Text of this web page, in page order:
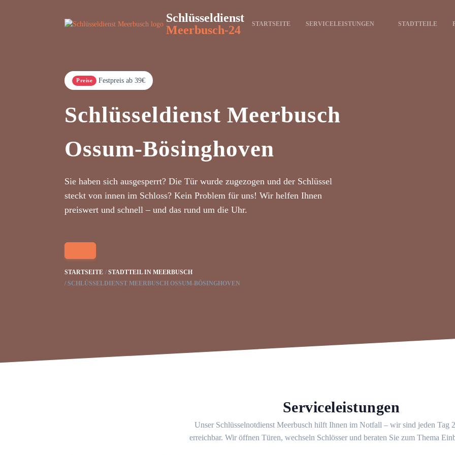
Schlüsseldienst
Meerbusch-24
STARTSEITE SERVICELEISTUNGEN STADTTEILE
Preise Festpreis ab 39€
Schlüsseldienst Meerbusch
Ossum-Bösinghoven
Sie haben sich ausgesperrt? Die Tür wurde zugezogen und der Schlüssel
steckt von innen im Schloss? Kein Problem für uns! Wir helfen Ihnen
preiswert und schnell – und das rund um die Uhr.
STARTSEITE
STADTTEIL IN MEERBUSCH
SCHLÜSSELDIENST MEERBUSCH OSSUM-BÖSINGHOVEN
Serviceleistungen
Unser Schlüsselnotdienst Meerbusch hilft Ihnen im Notfall – wir sind jeden Tag
erreichbar. Wir öffnen Türen, wechseln Schlösser und beraten Sie zum Thema